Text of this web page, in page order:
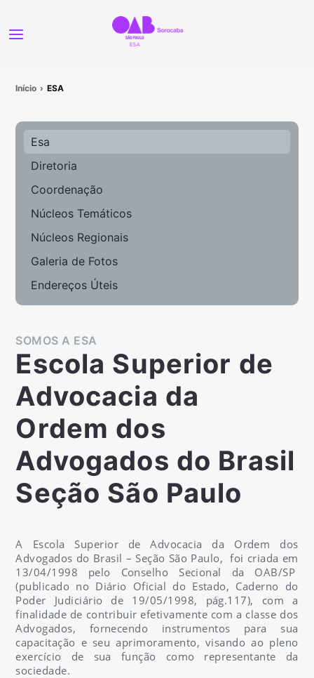
Início ESA
Esa
Diretoria
Coordenação
Núcleos Temáticos
Núcleos Regionais
Galeria de Fotos
Endereços Úteis
SOMOS A ESA
Escola Superior de
Advocacia da
Ordem dos
Advogados do Brasil
Seção São Paulo
A Escola Superior de Advocacia da Ordem dos
Advogados do Brasil – Seção São Paulo, foi criada em
13/04/1998 pelo Conselho Secional da OAB/SP
(publicado no Diário Oficial do Estado, Caderno do
Poder Judiciário de 19/05/1998, pág.117), com a
finalidade de contribuir efetivamente com a classe dos
Advogados, fornecendo instrumentos para sua
capacitação e seu aprimoramento, visando ao pleno
exercício de sua função como representante da
sociedade.